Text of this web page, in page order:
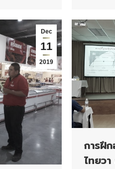
Dec
11
2019
การฝึ
ไทยว